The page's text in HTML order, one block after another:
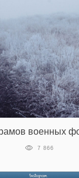
военных
7 866